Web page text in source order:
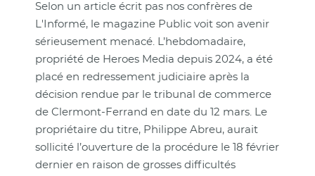
Selon un article écrit pas nos confrères de
L'Informé, le magazine Public voit son avenir
sérieusement menacé. L’hebdomadaire,
propriété de Heroes Media depuis 2024, a été
placé en redressement judiciaire après la
décision rendue par le tribunal de commerce
de Clermont-Ferrand en date du 12 mars. Le
propriétaire du titre, Philippe Abreu, aurait
sollicité l’ouverture de la procédure le 18 février
dernier en raison de grosses difficultés